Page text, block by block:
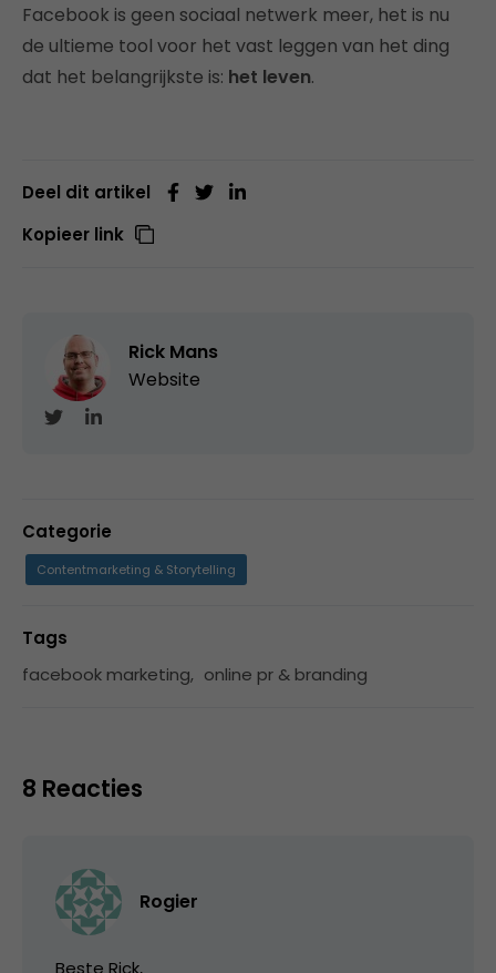
Facebook is geen sociaal netwerk meer, het is nu
de ultieme tool voor het vast leggen van het ding
dat het belangrijkste is: het leven.
Deel dit artikel
Kopieer link
Rick Mans
Website
Categorie
Contentmarketing & Storytelling
Tags
facebook marketing, online pr & branding
8 Reacties
Rogier
Beste Rick,